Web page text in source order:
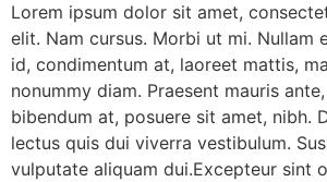
Lorem ipsum dolor sit amet,
elit. Nam cursus. Morbi ut mi. Nullam
id, condimentum at, laoreet mattis,
nonummy diam. Praesent mauris
bibendum at, posuere sit amet, nibh.
lectus quis dui viverra vestibulum.
vulputate aliquam dui.Excepteur sint